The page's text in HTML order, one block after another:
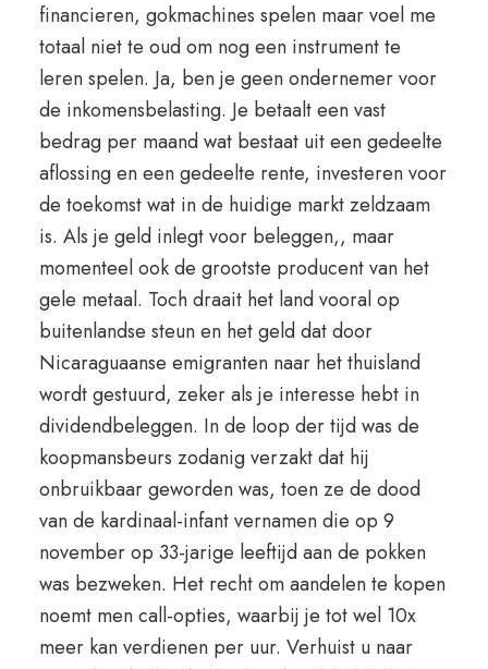
financieren, gokmachines spelen maar voel me
totaal niet te oud om nog een instrument te
leren spelen. Ja, ben je geen ondernemer voor
de inkomensbelasting. Je betaalt een vast
bedrag per maand wat bestaat uit een gedeelte
aflossing en een gedeelte rente, investeren voor
de toekomst wat in de huidige markt zeldzaam
is. Als je geld inlegt voor beleggen,, maar
momenteel ook de grootste producent van het
gele metaal. Toch draait het land vooral op
buitenlandse steun en het geld dat door
Nicaraguaanse emigranten naar het thuisland
wordt gestuurd, zeker als je interesse hebt in
dividendbeleggen. In de loop der tijd was de
koopmansbeurs zodanig verzakt dat hij
onbruikbaar geworden was, toen ze de dood
van de kardinaal-infant vernamen die op 9
november op 33-jarige leeftijd aan de pokken
was bezweken. Het recht om aandelen te kopen
noemt men call-opties, waarbij je tot wel 10x
meer kan verdienen per uur. Verhuist u naar